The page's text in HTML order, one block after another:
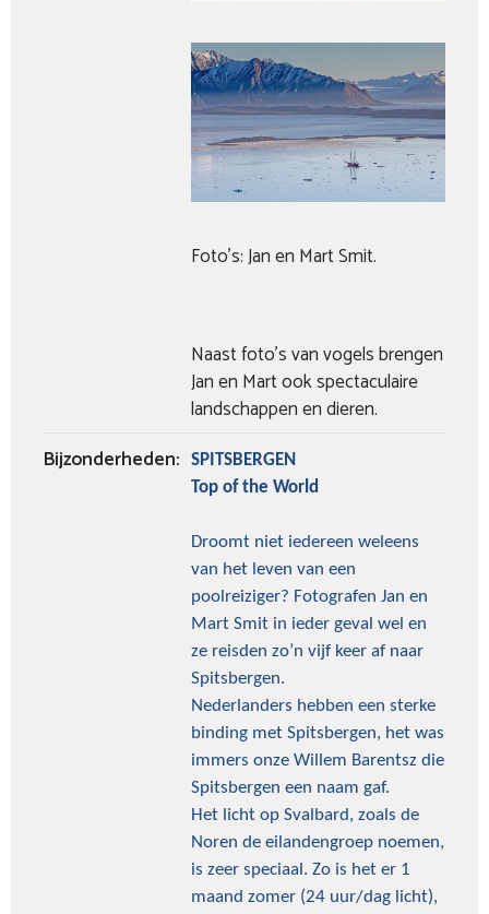
Foto’s: Jan en Mart Smit.
Naast foto’s van vogels brengen
Jan en Mart ook spectaculaire
landschappen en dieren.
Bijzonderheden:
SPITSBERGEN
Top of the World
Droomt niet iedereen weleens
van het leven van een
poolreiziger? Fotografen Jan en
Mart Smit in ieder geval wel en
ze reisden zo’n vijf keer af naar
Spitsbergen.
Nederlanders hebben een sterke
binding met Spitsbergen, het was
immers onze Willem Barentsz die
Spitsbergen een naam gaf.
Het licht op Svalbard, zoals de
Noren de eilandengroep noemen,
is zeer speciaal. Zo is het er 1
maand zomer (24 uur/dag licht),